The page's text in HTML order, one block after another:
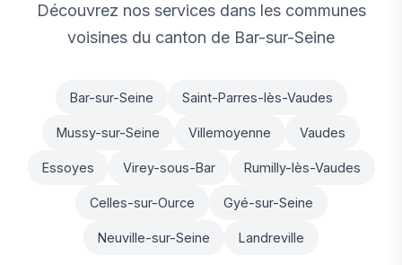
Découvrez nos services dans les communes
voisines du canton de Bar-sur-Seine
Bar-sur-Seine Saint-Parres-lès-Vaudes
Mussy-sur-Seine Villemoyenne Vaudes
Essoyes Virey-sous-Bar Rumilly-lès-Vaudes
Celles-sur-Ource Gyé-sur-Seine
Neuville-sur-Seine Landreville